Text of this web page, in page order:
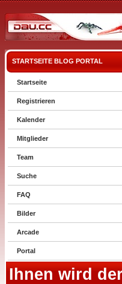
STARTSEITE BLOG PORTAL
Startseite
Registrieren
Kalender
Mitglieder
Team
Suche
FAQ
Bilder
Arcade
Portal
Ihnen wird